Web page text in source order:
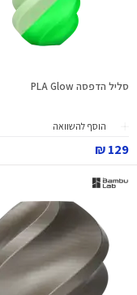
סליל הדפסה PLA Glow
הוסף להשוואה
129 ₪